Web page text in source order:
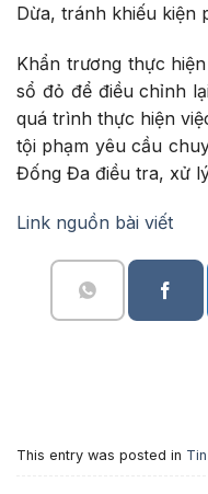
Dừa, tránh khiếu kiện
Khẩn trương thực
sổ đỏ để điều chỉnh
quá trình thực hiện
tội phạm yêu cầu
Đống Đa điều tra, xử
Link nguồn bài viết
This entry was posted in